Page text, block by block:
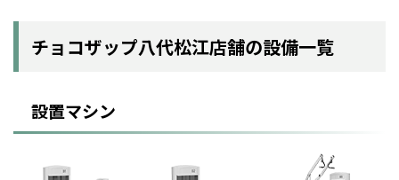
チョコザップ八代松江店舗の設備一覧
設置マシン